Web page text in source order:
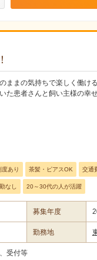
ままの気持ちで楽しく働け
た患者さんと飼い主様の幸
度あり 茶髪・ピアスOK 交通
なし 20～30代の人が活躍
募集年度
勤務地
受付等